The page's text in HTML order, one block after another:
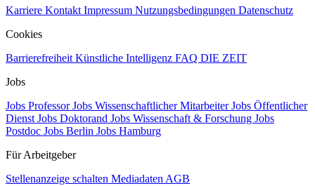
Karriere Kontakt Impressum Nutzungsbedingungen Datenschutz
Cookies
Barrierefreiheit Künstliche Intelligenz FAQ DIE ZEIT
Jobs
Jobs ProfessorJobs Wissenschaftlicher MitarbeiterJobs Öffentlicher
Dienst Jobs Doktorand Jobs Wissenschaft & Forschung Jobs
Postdoc Jobs Berlin Jobs Hamburg
Für Arbeitgeber
Stellenanzeige schalten Mediadaten AGB